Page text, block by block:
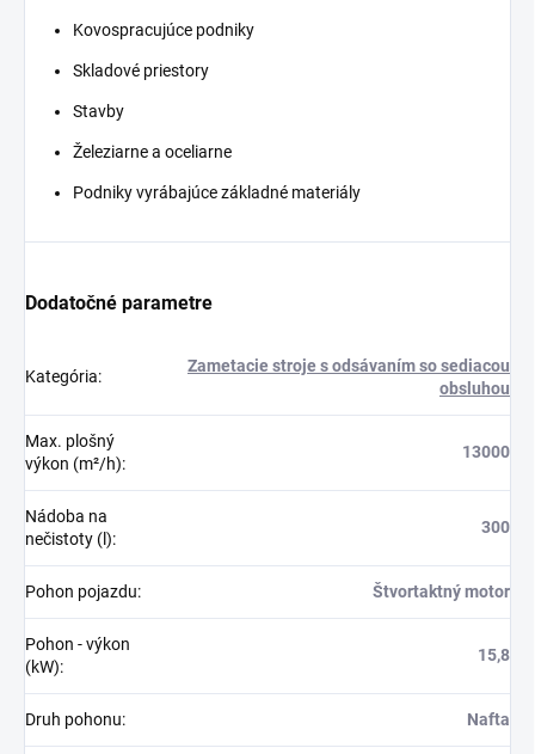
Kovospracujúce podniky
Skladové priestory
Stavby
Železiarne a oceliarne
Podniky vyrábajúce základné materiály
Dodatočné parametre
Kategória:
Zametacie stroje s odsávaním so sediacou
obsluhou
Max. plošný
výkon (m²/h):
13000
Nádoba na
nečistoty (l):
300
Pohon pojazdu: Štvortaktný motor
Pohon - výkon
(kW):
15,8
Druh pohonu: Nafta